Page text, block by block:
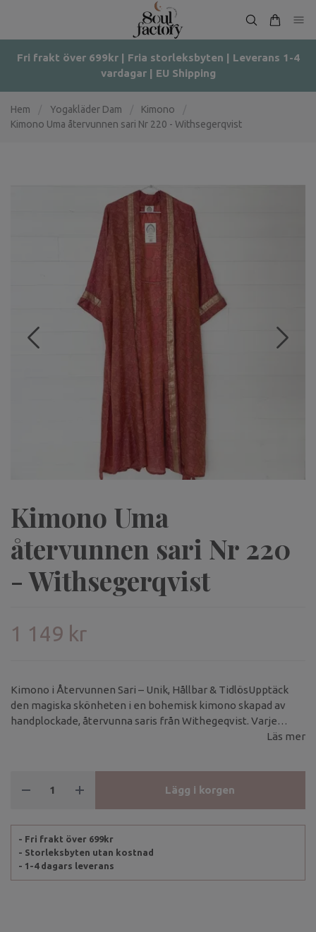
Fri frakt över 699kr | Fria storleksbyten | Leverans 1-4
vardagar | EU Shipping
Hem Yogakläder Dam Kimono
Kimono Uma återvunnen sari Nr 220 - Withsegerqvist
Kimono Uma
återvunnen sari Nr 220
- Withsegerqvist
1 149 kr
Kimono i Återvunnen Sari – Unik, Hållbar & TidlösUpptäck
den magiska skönheten i en bohemisk kimono skapad av
handplockade, återvunna saris från Withegeqvist. Varje
kimono är ett unikt plagg, där både mönster och färg skiljer
Läs mer
Lägg i korgen
- Fri frakt över 699kr
- Storleksbyten utan kostnad
- 1-4 dagars leverans